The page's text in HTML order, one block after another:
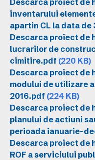
Descarca proiect de
inventarului
apartin CL la data de
Descarca proiect de
lucrarilor de
cimitire.pdf (220 KB)
Descarca proiect de
modului de utilizare
2016.pdf (224 KB)
Descarca proiect de
planului de actiuni
perioada ianuarie-
Descarca proiect de
ROF a serviciului